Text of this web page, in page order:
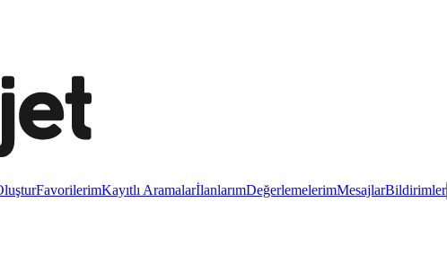
FavorilerimKayıtlı AramalarİlanlarımDeğerlemelerimMesajlarBildirimler